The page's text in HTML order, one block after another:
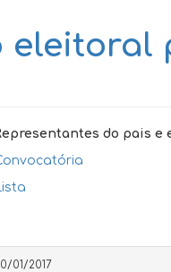
eleitoral
do pais e
Lista
01/2017